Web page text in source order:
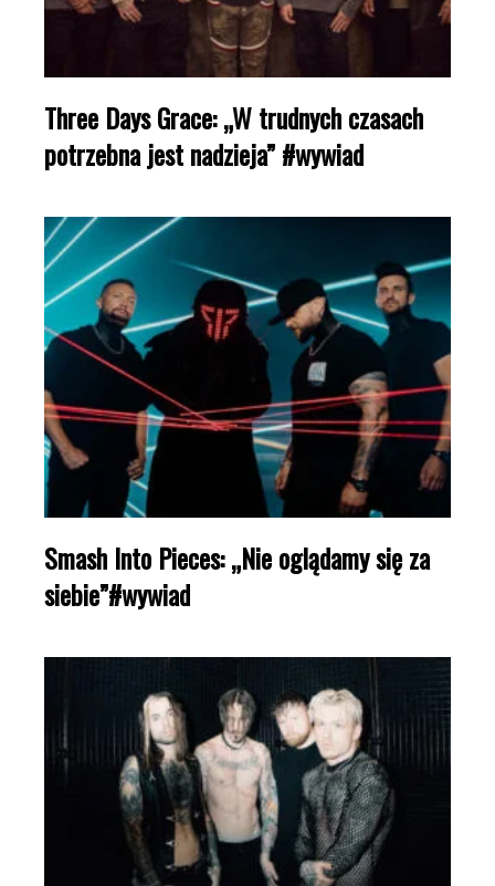
Three Days Grace: „W trudnych czasach
potrzebna jest nadzieja” #wywiad
Smash Into Pieces: „Nie oglądamy się za
siebie”#wywiad